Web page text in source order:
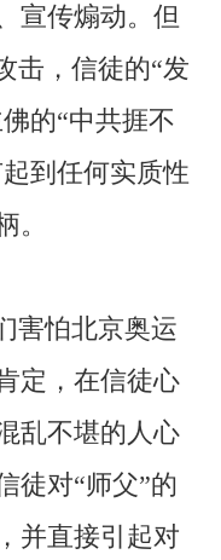
宣传煽动。但
击，信徒的“发
的“中共捱不
到任何实质性
。
怕北京奥运
定，在信徒心
乱不堪的人心
徒对“师父”的
并直接引起对